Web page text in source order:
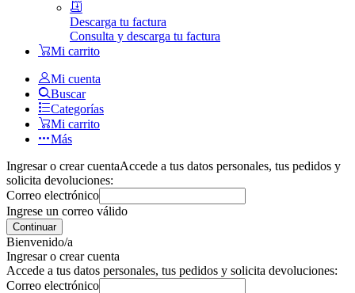
Descarga tu factura
Consulta y descarga tu factura
Mi carrito
Mi cuenta
Buscar
Categorías
Mi carrito
Más
Ingresar o crear cuentaAccede a tus datos personales, tus pedidos y
solicita devoluciones:
Correo electrónico
Ingrese un correo válido
Continuar
Bienvenido/a
Ingresar o crear cuenta
Accede a tus datos personales, tus pedidos y solicita devoluciones:
Correo electrónico